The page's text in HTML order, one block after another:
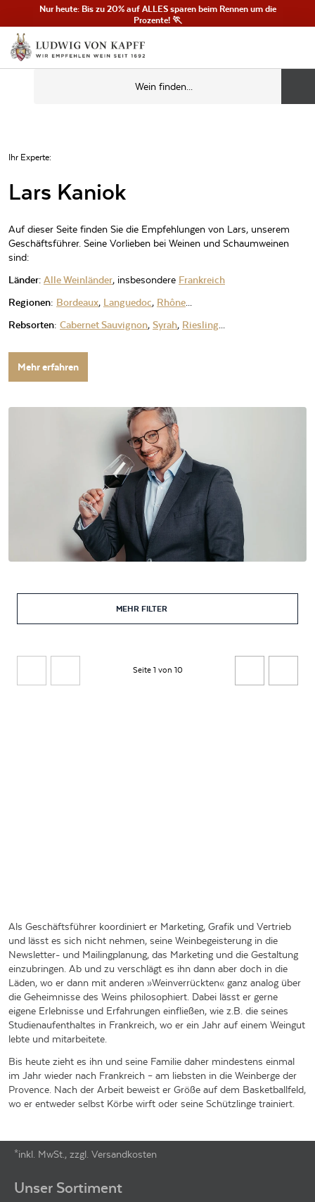
Nur heute: Bis zu 20% auf ALLES sparen beim Rennen um die
Prozente! 🏃
Ihr Experte:
Lars Kaniok
Auf dieser Seite finden Sie die Empfehlungen von Lars, unserem
Geschäftsführer. Seine Vorlieben bei Weinen und Schaumweinen
sind:
Länder: Alle Weinländer, insbesondere Frankreich
Regionen: Bordeaux, Languedoc, Rhône
Rebsorten: Cabernet Sauvignon, Syrah, Riesling
Mehr erfahren
MEHR FILTER
Seite 1 von 10
Als Geschäftsführer koordiniert er Marketing, Grafik und Vertrieb
und lässt es sich nicht nehmen, seine Weinbegeisterung in die
Newsletter- und Mailingplanung, das Marketing und die Gestaltung
einzubringen. Ab und zu verschlägt es ihn dann aber doch in die
Läden, wo er dann mit anderen »Weinverrückten« ganz analog über
die Geheimnisse des Weins philosophiert. Dabei lässt er gerne
eigene Erlebnisse und Erfahrungen einfließen, wie z.B. die seines
Studienaufenthaltes in Frankreich, wo er ein Jahr auf einem Weingut
lebte und mitarbeitete.
Bis heute zieht es ihn und seine Familie daher mindestens einmal
im Jahr wieder nach Frankreich – am liebsten in die Weinberge der
Provence. Nach der Arbeit beweist er Größe auf dem Basketballfeld,
wo er entweder selbst Körbe wirft oder seine Schützlinge trainiert.
*inkl. MwSt., zzgl. Versandkosten
Unser Sortiment